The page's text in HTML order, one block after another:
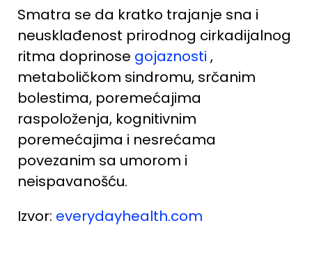
Smatra se da kratko trajanje sna i
neusklađenost prirodnog cirkadijalnog
ritma doprinose gojaznosti ,
metaboličkom sindromu, srčanim
bolestima, poremećajima
raspoloženja, kognitivnim
poremećajima i nesrećama
povezanim sa umorom i
neispavanošću.
Izvor: everydayhealth.com